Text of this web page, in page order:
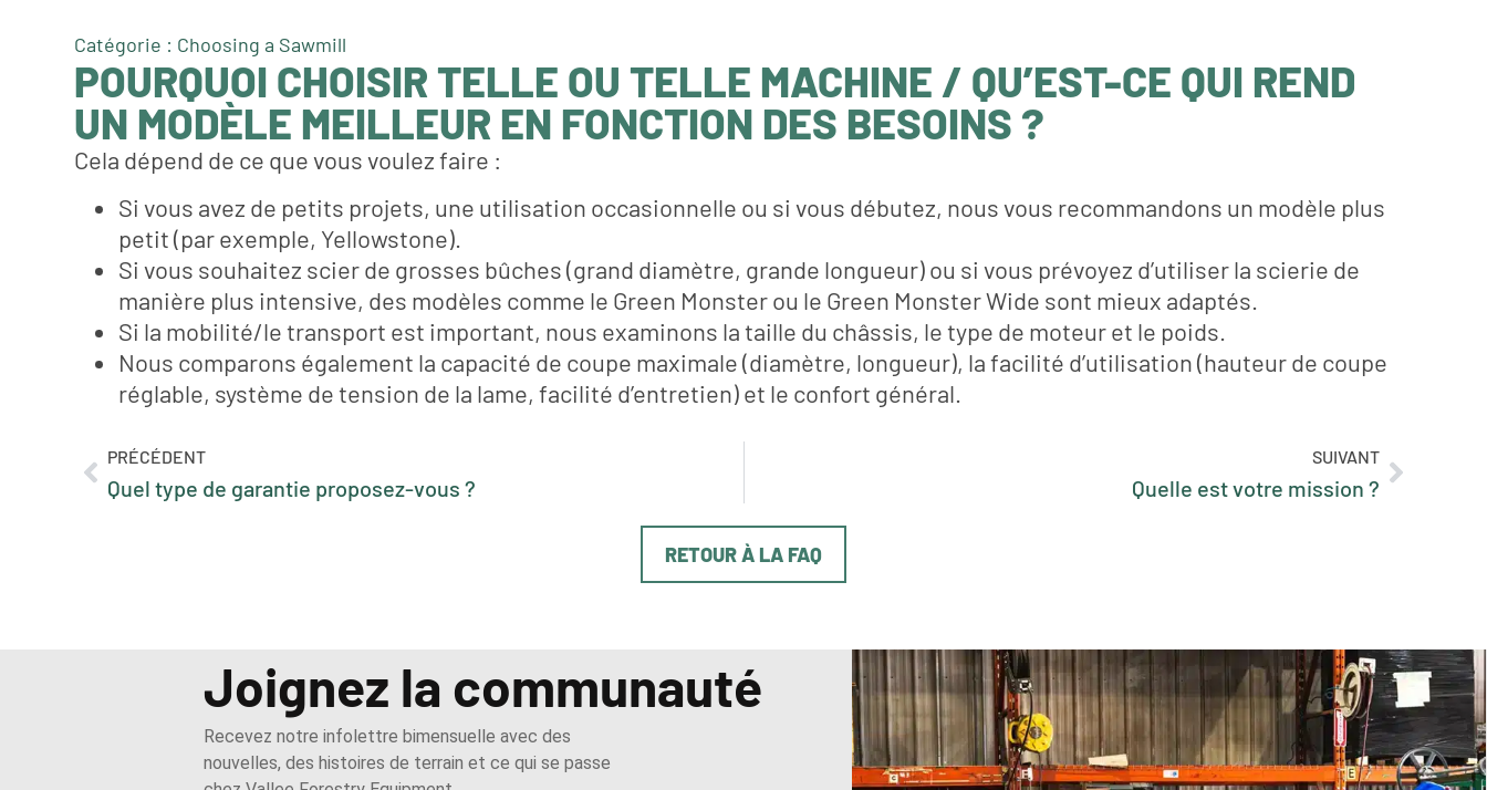
Catégorie : Choosing a Sawmill
POURQUOI CHOISIR TELLE OU TELLE MACHINE / QU’EST-CE QUI REND
UN MODÈLE MEILLEUR EN FONCTION DES BESOINS ?
Cela dépend de ce que vous voulez faire :
Si vous avez de petits projets, une utilisation occasionnelle ou si vous débutez, nous vous recommandons un modèle plus
petit (par exemple, Yellowstone).
Si vous souhaitez scier de grosses bûches (grand diamètre, grande longueur) ou si vous prévoyez d’utiliser la scierie de
manière plus intensive, des modèles comme le Green Monster ou le Green Monster Wide sont mieux adaptés.
Si la mobilité/le transport est important, nous examinons la taille du châssis, le type de moteur et le poids.
Nous comparons également la capacité de coupe maximale (diamètre, longueur), la facilité d’utilisation (hauteur de coupe
réglable, système de tension de la lame, facilité d’entretien) et le confort général.
PRÉCÉDENT
Quel type de garantie proposez-vous ?
SUIVANT
Quelle est votre mission ?
RETOUR À LA FAQ
Joignez la communauté
Recevez notre infolettre bimensuelle avec des
nouvelles, des histoires de terrain et ce qui se passe